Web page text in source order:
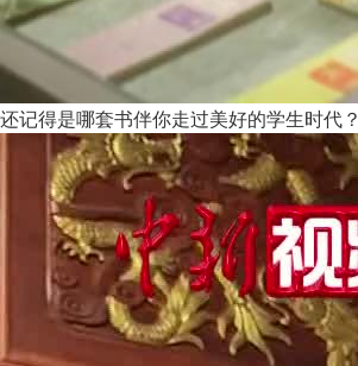
还记得是哪套书伴你走过美好的学生时代？